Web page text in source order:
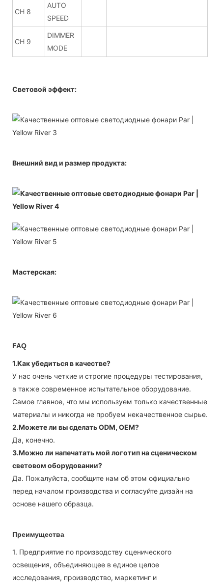
CH 8
AUTO
SPEED
CH 9
DIMMER
MODE
Световой эффект:
Внешний вид и размер продукта:
Мастерская:
FAQ
1.Как убедиться в качестве?
У нас очень четкие и строгие процедуры тестирования,
а также современное испытательное оборудование.
Самое главное, что мы используем только качественные
материалы и никогда не пробуем некачественное сырье.
2.Можете ли вы сделать ODM, OEM?
Да, конечно.
3.Можно ли напечатать мой логотип на сценическом
световом оборудовании?
Да. Пожалуйста, сообщите нам об этом официально
перед началом производства и согласуйте дизайн на
основе нашего образца.
Преимущества
1. Предприятие по производству сценического
освещения, объединяющее в единое целое
исследования, производство, маркетинг и